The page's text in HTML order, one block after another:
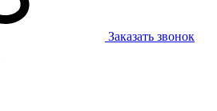
Заказать звонок